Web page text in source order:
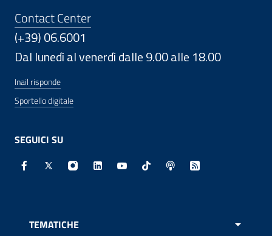
Contact Center
(+39) 06.6001
Dal lunedì al venerdì dalle 9.00 alle 18.00
Inail risponde
Sportello digitale
SEGUICI SU
Facebook - Sito esterno - Apertura in nuova finestra
X - Sito esterno - Apertura in nuova finestra
Instagram - Sito esterno - Apertura in
Linkedin - Sito esterno - Apertura in
Youtube - Sito esterno -
TikTok - Sito esterno -
Spreaker - Sito
Feed RSS -
TEMATICHE